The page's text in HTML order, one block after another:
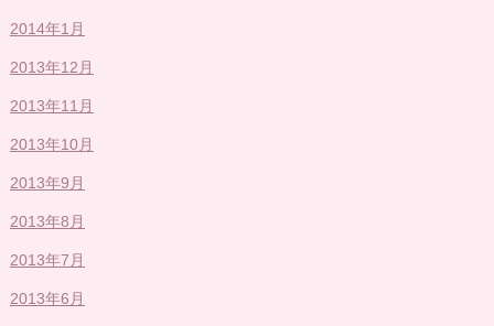
2014年1月
2013年12月
2013年11月
2013年10月
2013年9月
2013年8月
2013年7月
2013年6月